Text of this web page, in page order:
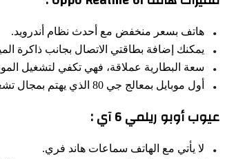
هاتف بسعر منخفض مع أحدث نظام أندرويد.
يمكنك إضافة بطاقتي الاتصال بجانب ذاكرة
سعة البطارية عملاقة، فهي تكفي لتشغيل
أول موبايل بمعالج جي 80 الذي يهتم بمجال تشغيل الألعاب الحديثة بأعلى أداء.
عيوب أوبو ريلمي 6 آي :
لا يأتي مع الهاتف سماعات هاند فري.